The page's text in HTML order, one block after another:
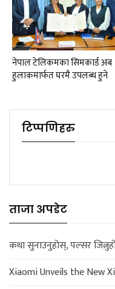
नेपाल टेलिकमका सिमकार्ड अब
हुलाकमार्फत घरमै उपलब्ध हुने
टिप्पणिहरु
ताजा अपडेट
कथा सुनाउनुहोस्, पल्सर
Xiaomi Unveils the New